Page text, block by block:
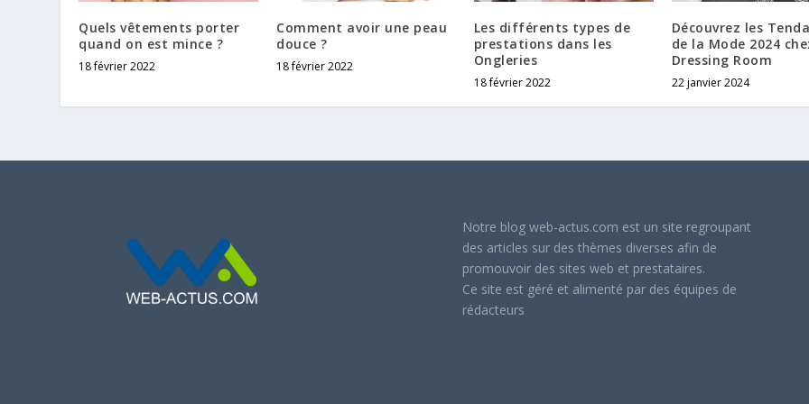
Quels vêtements porter
quand on est mince ?
18 février 2022
Comment avoir une peau
douce ?
18 février 2022
Les différents types de
prestations dans les
Ongleries
18 février 2022
Découvrez les
de la Mode 2024
Dressing Room
22 janvier 2024
Notre blog web-actus.com est un site regroupant
des articles sur des thèmes diverses afin de
promouvoir des sites web et prestataires.
Ce site est géré et alimenté par des équipes de
rédacteurs